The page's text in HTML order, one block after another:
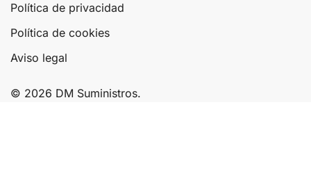
Política de privacidad
Política de cookies
Aviso legal
© 2026 DM Suministros.